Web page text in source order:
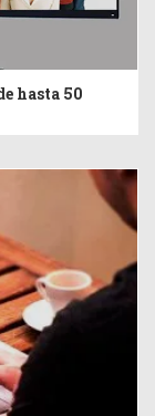
hasta 50